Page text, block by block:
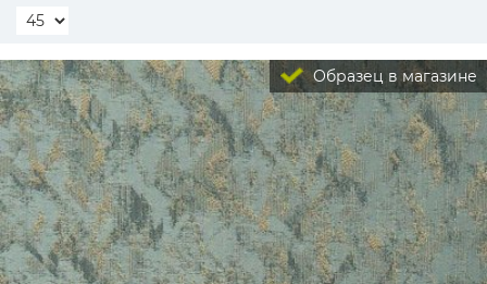
Образец в магазине